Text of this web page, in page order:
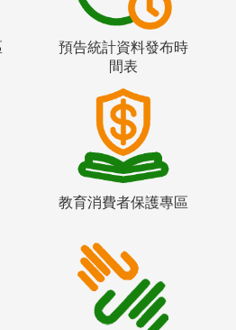
預告統計資料發布時
間表
教育消費者保護專區